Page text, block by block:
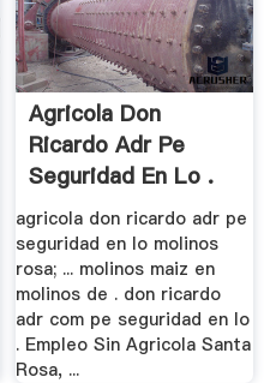
Agricola Don
Ricardo Adr Pe
Seguridad En Lo .
agricola don ricardo adr pe
seguridad en lo molinos
rosa; ... molinos maiz en
molinos de . don ricardo
adr com pe seguridad en lo
. Empleo Sin Agricola Santa
Rosa, ...